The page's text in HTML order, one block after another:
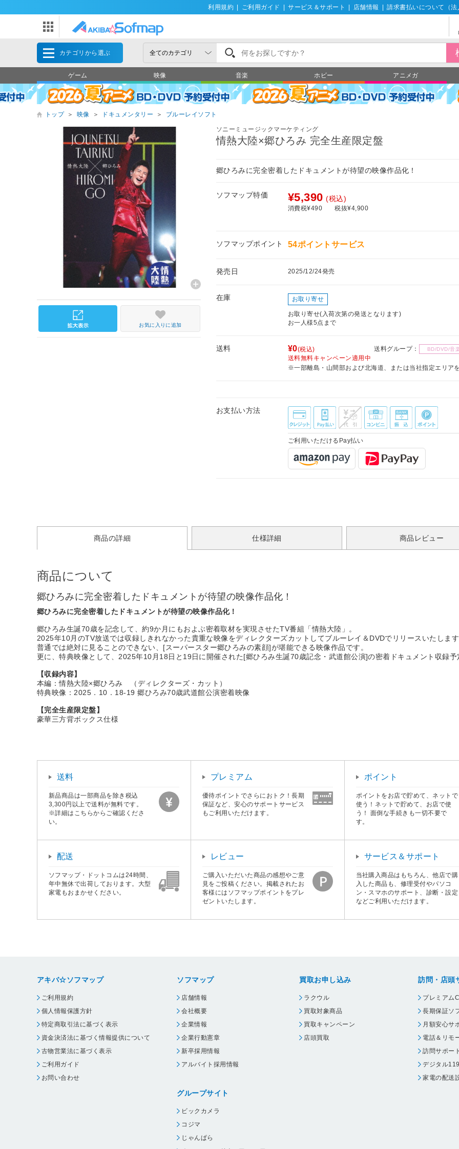
利用規約 ご利用ガイド サービス＆サポート 店舗情報 請求書払いについて（法
カテゴリから選ぶ
ゲーム 映像 音楽 ホビー アニメガ
トップ ＞ 映像 ＞ ドキュメンタリー ＞ ブルーレイソフト
ソニーミュージックマーケティング
情熱大陸×郷ひろみ 完全生産限定盤
郷ひろみに完全密着したドキュメントが待望の映像作品化！
ソフマップ特価 ¥5,390 (税込)
消費税¥490 税抜¥4,900
ソフマップポイント 54ポイントサービス
発売日 2025/12/24発売
在庫 お取り寄せ
お取り寄せ(入荷次第の発送となります)
お一人様5点まで
送料 ¥0(税込) 送料グループ： BD/DVD/音
送料無料キャンペーン適用中
※一部離島・山間部および北海道、または当社指定エリア
お支払い方法
ご利用いただけるPay払い
お気に入りに追加
商品の詳細 仕様詳細 商品レビュー
商品について
郷ひろみに完全密着したドキュメントが待望の映像作品化！
郷ひろみに完全密着したドキュメントが待望の映像作品化！
郷ひろみ生誕70歳を記念して、約9か月にもおよぶ密着取材を実現させたTV番組「情熱大陸」。
2025年10月のTV放送では収録しきれなかった貴重な映像をディレクターズカットしてブルーレイ＆DVDでリリースいたします
普通では絶対に見ることのできない、[スーパースター郷ひろみの素顔]が堪能できる映像作品です。
更に、特典映像として、2025年10月18日と19日に開催された[郷ひろみ生誕70歳記念・武道館公演]の密着ドキュメント収録予
【収録内容】
本編：情熱大陸×郷ひろみ （ディレクターズ・カット）
特典映像：2025．10．18-19 郷ひろみ70歳武道館公演密着映像
【完全生産限定盤】
豪華三方背ボックス仕様
送料
新品商品は一部商品を除き税込
3,300円以上で送料が無料です。
※詳細はこちらからご確認くださ
い。
プレミアム
優待ポイントでさらにおトク！長期
保証など、安心のサポートサービス
もご利用いただけます。
ポイント
ポイントをお店で貯めて、ネットで
使う！ネットで貯めて、お店で使
う！ 面倒な手続きも一切不要で
す。
配送
ソフマップ・ドットコムは24時間、
年中無休で出荷しております。大型
家電もおまかせください。
レビュー
ご購入いただいた商品の感想やご意
見をご投稿ください。掲載されたお
客様にはソフマップポイントをプレ
ゼントいたします。
サービス＆サポート
当社購入商品はもちろん、他店で購
入した商品も、修理受付やパソコ
ン・スマホのサポート、診断・設定
などご利用いただけます。
アキバ☆ソフマップ
ご利用規約
個人情報保護方針
特定商取引法に基づく表示
資金決済法に基づく情報提供について
古物営業法に基づく表示
ご利用ガイド
お問い合わせ
ソフマップ
店舗情報
会社概要
企業情報
企業行動憲章
新卒採用情報
アルバイト採用情報
グループサイト
ビックカメラ
コジマ
じゃんぱら
買取お申し込み
ラクウル
買取対象商品
買取キャンペーン
店頭買取
訪問・店頭
プレミアム
長期保証ソ
月額安心サ
電話＆リモ
訪問サポート
デジタル119
家電の配送